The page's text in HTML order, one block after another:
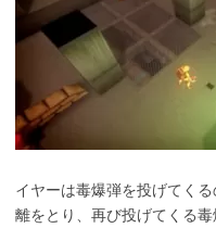
イヤーは毒爆弾を投げてく
離をとり、再び投げてくる